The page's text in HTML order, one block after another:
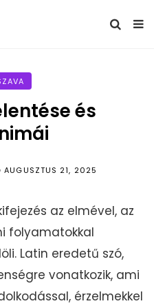
és
AUGUSZTUS 21, 2025
az elmével, az
folyamatokkal
Latin eredetű szó,
vonatkozik, ami
érzelmekkel